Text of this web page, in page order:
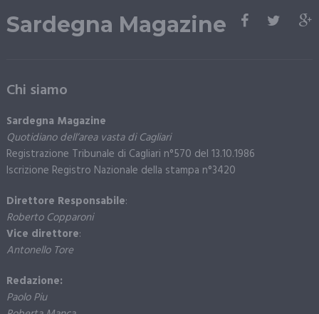
Sardegna Magazine
Chi siamo
Sardegna Magazine
Quotidiano dell’area vasta di Cagliari
Registrazione Tribunale di Cagliari n°570 del 13.10.1986
Iscrizione Registro Nazionale della stampa n°3420
Direttore Responsabile:
Roberto Copparoni
Vice direttore:
Antonello Tore
Redazione:
Paolo Piu